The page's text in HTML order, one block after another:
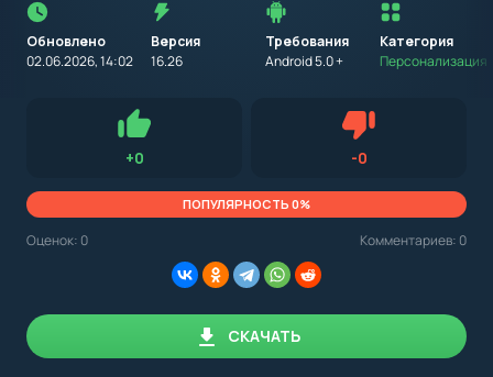
Обновлено
02.06.2026, 14:02
Версия
16.26
Требования
Android 5.0 +
установкой
приложения
на
устройство
с
указываем
минимальные
необходимые
Категория
Персонализация
обращать внимание на установленную версию Android
OS. Мы указываем минимально необходимую версию для
+0Нравится -0Не нравится
ПОПУЛЯРНОСТЬ 0%
Оценок: 0 Комментариев: 0
СКАЧАТЬ